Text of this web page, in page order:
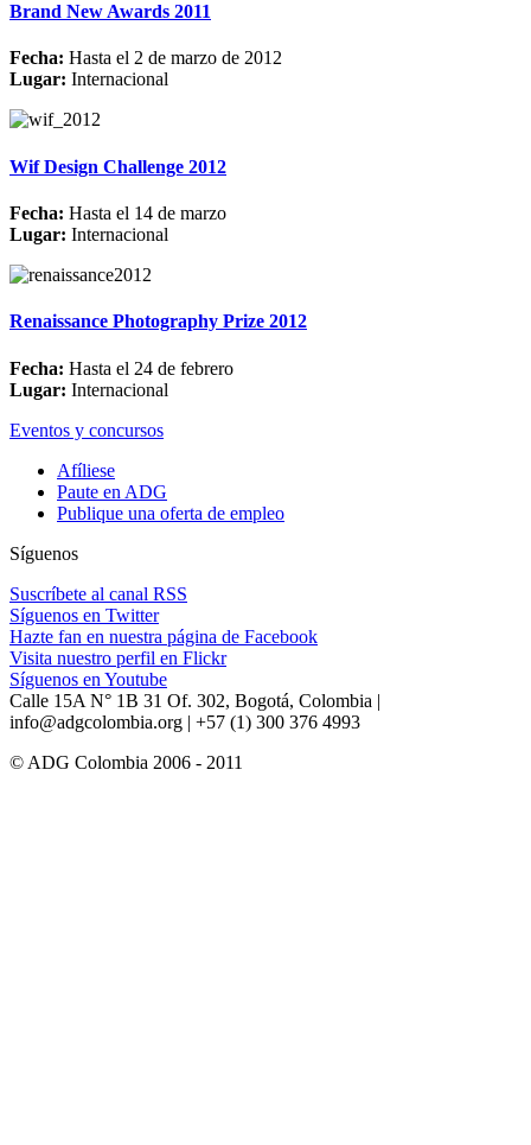
Brand New Awards 2011
Fecha: Hasta el 2 de marzo de 2012
Lugar: Internacional
Wif Design Challenge 2012
Fecha: Hasta el 14 de marzo
Lugar: Internacional
Renaissance Photography Prize 2012
Fecha: Hasta el 24 de febrero
Lugar: Internacional
Eventos y concursos
Afíliese
Paute en ADG
Publique una oferta de empleo
Síguenos
Suscríbete al canal RSS
Síguenos en Twitter
Hazte fan en nuestra página de Facebook
Visita nuestro perfil en Flickr
Síguenos en Youtube
Calle 15A N° 1B 31 Of. 302, Bogotá, Colombia |
info@adgcolombia.org | +57 (1) 300 376 4993
© ADG Colombia 2006 - 2011